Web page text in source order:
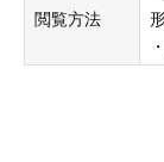
閲覧方法